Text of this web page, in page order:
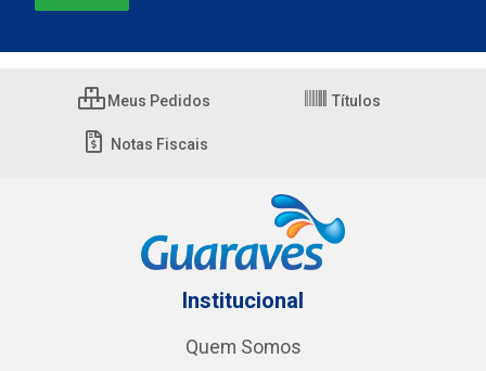
Meus Pedidos Títulos
Notas Fiscais
Institucional
Quem Somos